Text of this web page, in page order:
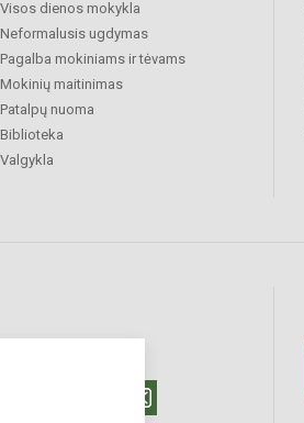
Visos dienos mokykla
Neformalusis ugdymas
Pagalba mokiniams ir tėvams
Mokinių maitinimas
Patalpų nuoma
Biblioteka
Valgykla